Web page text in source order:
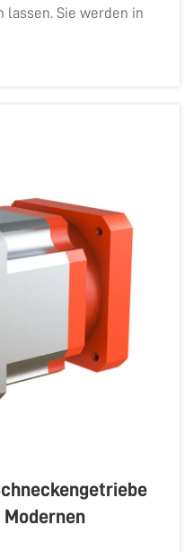
Sie werden in
– von
bis hin zu Robotern.
die Leistung anders
Modernen